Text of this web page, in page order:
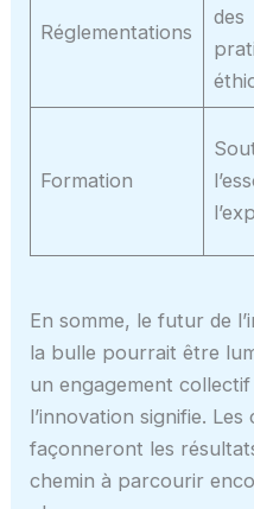
Réglementations
des
Formation
En somme, le futur de
la bulle pourrait être
un engagement
l’innovation signifie. Les
façonneront les
chemin à parcourir